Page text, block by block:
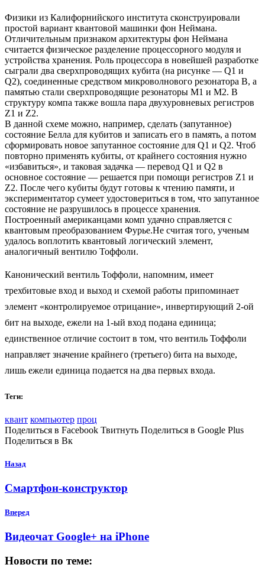
Физики из Калифорнийского института сконструировали
простой вариант квантовой машинки фон Неймана.
Отличительным признаком архитектуры фон Неймана
считается физическое разделение процессорного модуля и
устройства хранения. Роль процессора в новейшей разработке
сыграли два сверхпроводящих кубита (на рисунке — Q1 и
Q2), соединенные средством микроволнового резонатора В, а
памятью стали сверхпроводящие резонаторы М1 и М2. В
структуру компа также вошла пара двухуровневых регистров
Z1 и Z2.
В данной схеме можно, например, сделать (запутанное)
состояние Белла для кубитов и записать его в память, а потом
сформировать новое запутанное состояние для Q1 и Q2. Чтоб
повторно применять кубиты, от крайнего состояния нужно
«избавиться», и таковая задачка — перевод Q1 и Q2 в
основное состояние — решается при помощи регистров Z1 и
Z2. После чего кубиты будут готовы к чтению памяти, и
экспериментатор сумеет удостовериться в том, что запутанное
состояние не разрушилось в процессе хранения.
Построенный американцами комп удачно справляется с
квантовым преобразованием Фурье.Не считая того, ученым
удалось воплотить квантовый логический элемент,
аналогичный вентилю Тоффоли.
Канонический вентиль Тоффоли, напомним, имеет
трехбитовые вход и выход и схемой работы припоминает
элемент «контролируемое отрицание», инвертирующий 2-ой
бит на выходе, ежели на 1-ый вход подана единица;
единственное отличие состоит в том, что вентиль Тоффоли
направляет значение крайнего (третьего) бита на выходе,
лишь ежели единица подается на два первых входа.
Теги:
квант компьютер проц
Поделиться в Facebook Твитнуть Поделиться в Google Plus
Поделиться в Вк
Назад
Смартфон-конструктор
Вперед
Видеочат Google+ на iPhone
Новости по теме: